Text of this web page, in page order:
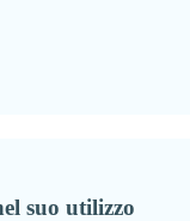
suo utilizzo